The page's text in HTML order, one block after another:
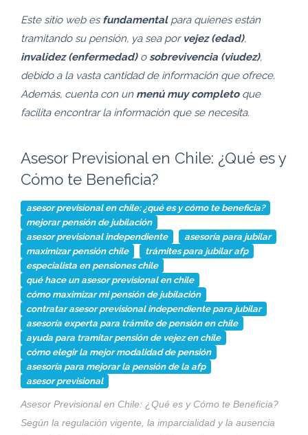
Este sitio web es fundamentalpara quienes están
tramitando su pensión, ya sea por vejez (edad),
invalidez (enfermedad)osobrevivencia (viudez),
debido a la vasta cantidad de información que ofrece.
Además, cuenta con un menú muy completoque
facilita encontrar la información que se necesita.
Asesor Previsional en Chile: ¿Qué es y
Cómo te Beneficia?
asesor previsional en chile: ¿qué es y cómo te beneficia?
mejorar pensión de jubilación
asesor previsional independiente
asesoría para jubilar
maximizar pensión chile
trámites para jubilar afp
especialista en pensiones chile
qué hace un asesor previsional en chile
cómo maximizar mi pensión de jubilación
contratar asesor previsional independiente para jubilar
asesoría experta para trámite de pensión en chile
ayuda para tramitar pensión de vejez en chile
cómo elegir la mejor modalidad de pensión
asesoría para mejorar la pensión de la afp
asesor previsional
Asesor Previsional en Chile: ¿Qué es y Cómo te Beneficia?
Según la regulación vigente, la imparcialidad y la ausencia